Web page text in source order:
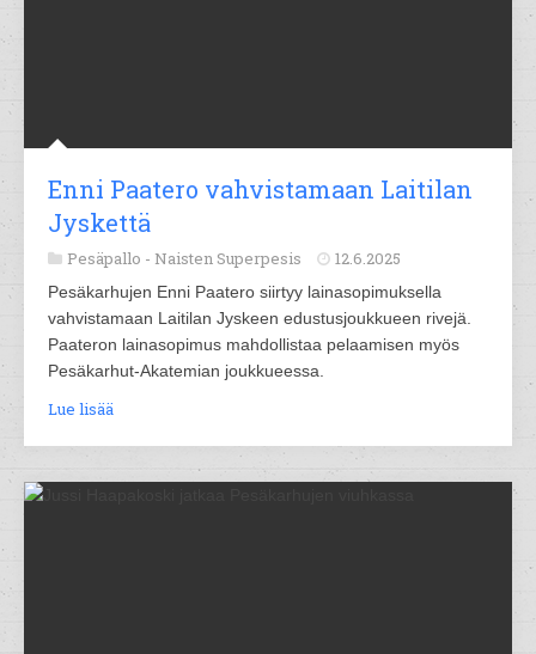
Enni Paatero vahvistamaan Laitilan
Jyskettä
Pesäpallo - Naisten Superpesis 12.6.2025
Pesäkarhujen Enni Paatero siirtyy lainasopimuksella
vahvistamaan Laitilan Jyskeen edustusjoukkueen rivejä.
Paateron lainasopimus mahdollistaa pelaamisen myös
Pesäkarhut-Akatemian joukkueessa.
Lue lisää